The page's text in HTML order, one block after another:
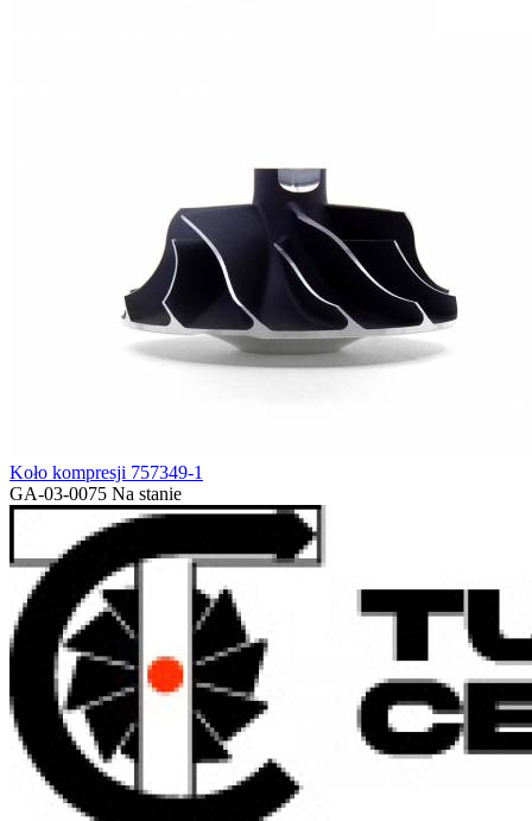
Koło kompresji 757349-1
GA-03-0075 Na stanie